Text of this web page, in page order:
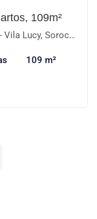
109m²
Sorocaba-SP
109 m²